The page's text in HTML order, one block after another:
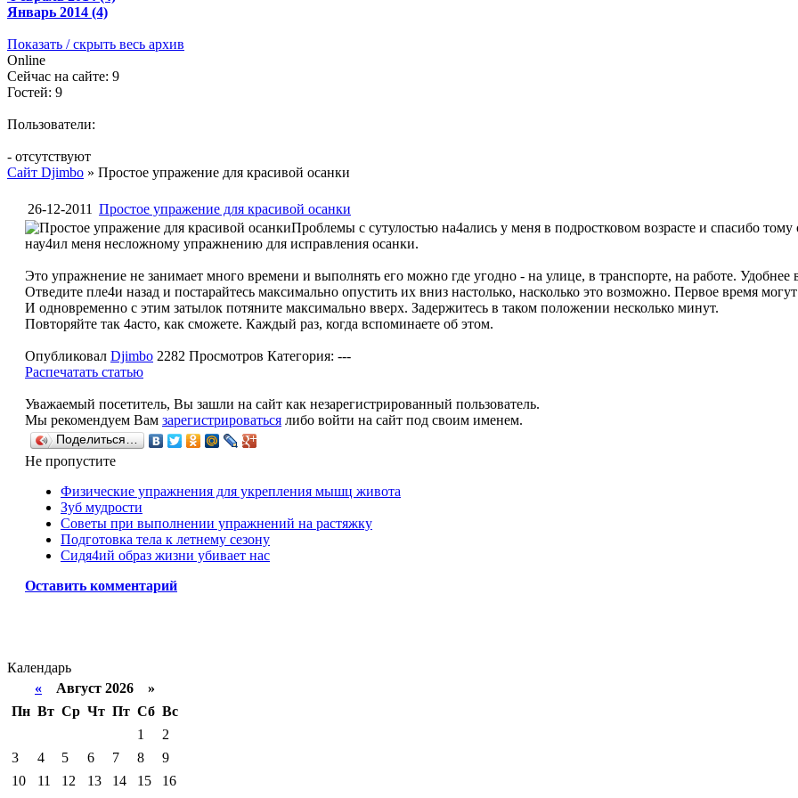
Январь 2014 (4)
Показать / скрыть весь архив
Online
Сейчас на сайте: 9
Гостей: 9
Пользователи:
- отсутствуют
Сайт Djimbo » Простое упражение для красивой осанки
26-12-2011 Простое упражение для красивой осанки
Проблемы с сутулостью на4ались у меня в подростковом возрасте и спасибо
нау4ил меня несложному упражнению для исправления осанки.
Это упражнение не занимает много времени и выполнять его можно где угодно - на улице, в транспорте, на работе. Удобнее
Отведите пле4и назад и постарайтесь максимально опустить их вниз настолько, насколько это возможно. Первое время
И одновременно с этим затылок потяните максимально вверх. Задержитесь в таком положении несколько минут.
Повторяйте так 4асто, как сможете. Каждый раз, когда вспоминаете об этом.
Опубликовал Djimbo 2282 Просмотров Категория: ---
Распечатать статью
Уважаемый посетитель, Вы зашли на сайт как незарегистрированный пользователь.
Мы рекомендуем Вам зарегистрироваться либо войти на сайт под своим именем.
Поделиться…
Не пропустите
Физические упражнения для укрепления мышц живота
Зуб мудрости
Советы при выполнении упражнений на растяжку
Подготовка тела к летнему сезону
Сидя4ий образ жизни убивает нас
Оставить комментарий
Календарь
« Август 2026 »
Пн Вт Ср Чт Пт Сб Вс
1
2
3
4 5 6 7 8
9
10
11 12 13 14 15
16